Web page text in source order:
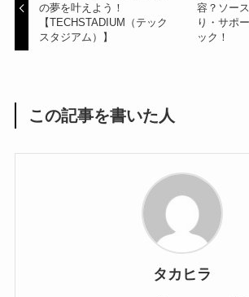
の夢を叶えよう！
【TECHSTADIUM（テック
スタジアム）】
容？ソー
り・サポ
ック！
この記事を書いた人
タカヒラ